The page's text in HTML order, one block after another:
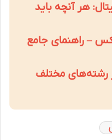
هر آنچه باید
– راهنمای جامع
رشته‌های مختلف